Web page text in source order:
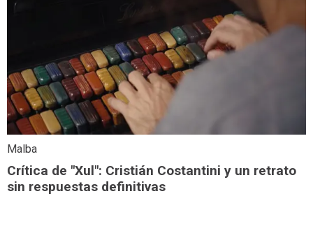
Malba
Crítica de "Xul": Cristián Costantini y un retrato
sin respuestas definitivas